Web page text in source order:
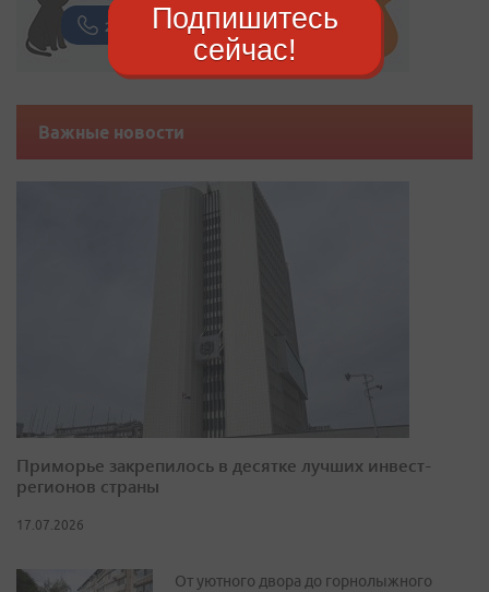
Важные новости
Приморье закрепилось в десятке лучших инвест-
регионов страны
17.07.2026
От уютного двора до горнолыжного
Подпишитесь
сейчас!